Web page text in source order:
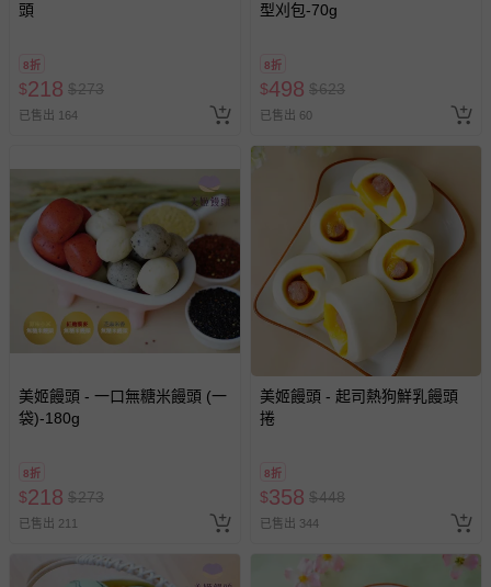
頭
8折
$218 $273
已售出 164
型刈包-70g
8折
$498 $623
已售出 60
美姬饅頭 - 一口無糖米饅頭 (一
袋)-180g
8折
$218 $273
已售出 211
美姬饅頭 - 起司熱狗鮮乳饅頭
捲
8折
$358 $448
已售出 344